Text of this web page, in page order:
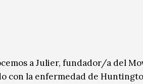
a Julier, fundador/a del
con la enfermedad de